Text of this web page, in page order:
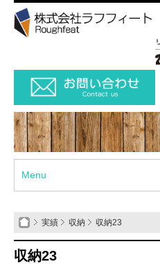
Menu
実績 収納 収納23
収納23